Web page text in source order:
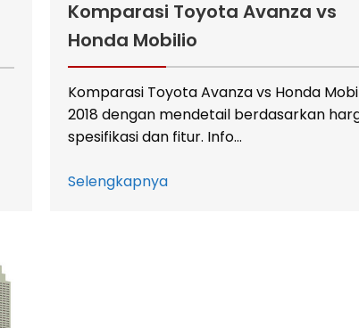
Komparasi Toyota Avanza vs
Honda Mobilio
Komparasi Toyota Avanza vs Honda
2018 dengan mendetail berdasarkan
spesifikasi dan fitur. Info…
Selengkapnya